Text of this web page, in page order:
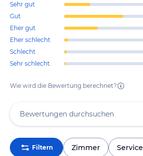
Sehr gut
Gut
Eher gut
Eher schlecht
Schlecht
Sehr schlecht
Wie wird die Bewertung berechnet?
Filtern Zimmer Service